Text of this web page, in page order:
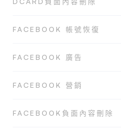
FACEBOOK 帳號恢復
FACEBOOK 廣告
FACEBOOK 營銷
FACEBOOK負面內容刪除